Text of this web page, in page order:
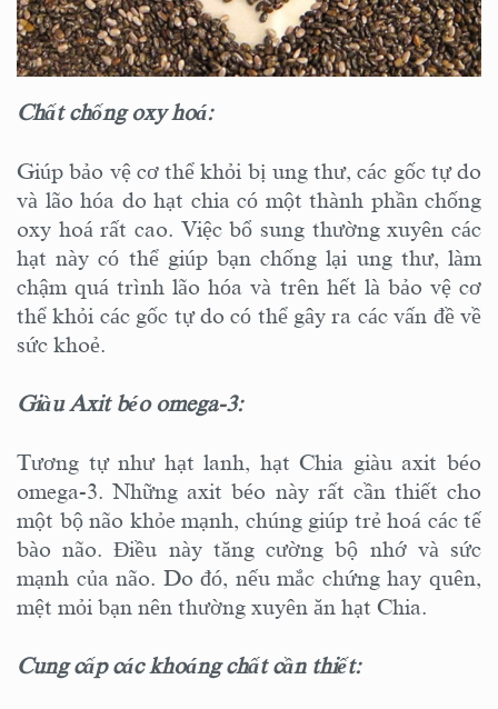
Chất chống oxy hoá:
Giúp bảo vệ cơ thể khỏi bị ung thư, các gốc tự do
và lão hóa do hạt chia có một thành phần chống
oxy hoá rất cao. Việc bổ sung thường xuyên các
hạt này có thể giúp bạn chống lại ung thư, làm
chậm quá trình lão hóa và trên hết là bảo vệ cơ
thể khỏi các gốc tự do có thể gây ra các vấn đề về
sức khoẻ.
Giàu Axit béo omega-3:
Tương tự như hạt lanh, hạt Chia giàu axit béo
omega-3. Những axit béo này rất cần thiết cho
một bộ não khỏe mạnh, chúng giúp trẻ hoá các tế
bào não. Điều này tăng cường bộ nhớ và sức
mạnh của não. Do đó, nếu mắc chứng hay quên,
mệt mỏi bạn nên thường xuyên ăn hạt Chia.
Cung cấp các khoáng chất cần thiết: